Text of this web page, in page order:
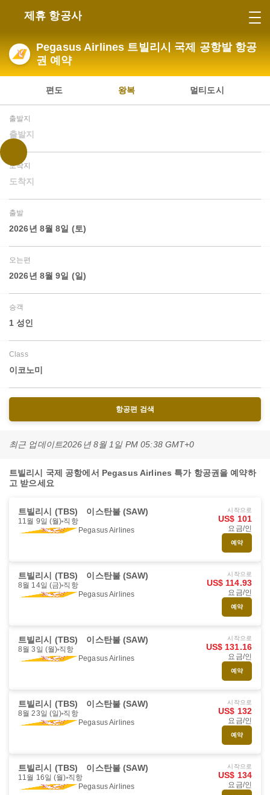
제휴 항공사
Pegasus Airlines 트빌리시 국제 공항발 항공
권 예약
편도 왕복 멀티도시
출발지
출발지
도착지
도착지
출발
2026년 8월 8일 (토)
오는편
2026년 8월 9일 (일)
승객
1 성인
Class
이코노미
항공편 검색
최근 업데이트2026년 8월 1일 PM 05:38 GMT+0
트빌리시 국제 공항에서 Pegasus Airlines 특가 항공권을 예약하
고 받으세요
트빌리시 (TBS) 이스탄불 (SAW)
11월 9일 (월) 직항
Pegasus Airlines
시작으로
US$ 101
요금/인
예약
트빌리시 (TBS) 이스탄불 (SAW)
8월 14일 (금) 직항
Pegasus Airlines
시작으로
US$ 114.93
요금/인
예약
트빌리시 (TBS) 이스탄불 (SAW)
8월 3일 (월) 직항
Pegasus Airlines
시작으로
US$ 131.16
요금/인
예약
트빌리시 (TBS) 이스탄불 (SAW)
8월 23일 (일) 직항
Pegasus Airlines
시작으로
US$ 132
요금/인
예약
트빌리시 (TBS) 이스탄불 (SAW)
11월 16일 (월) 직항
Pegasus Airlines
시작으로
US$ 134
요금/인